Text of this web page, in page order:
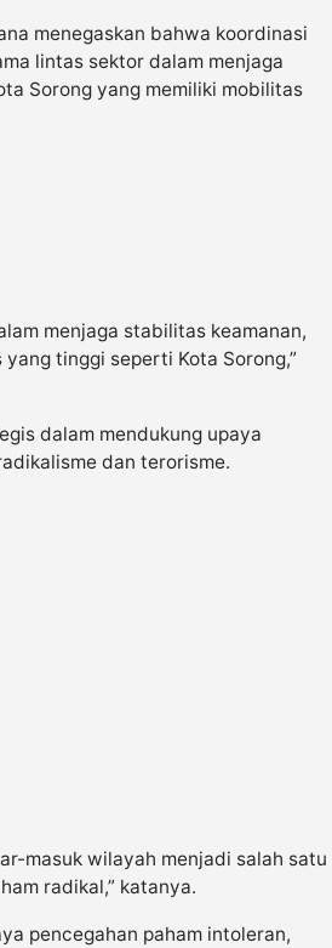
menegaskan bahwa koordinasi
lintas sektor dalam menjaga
Sorong yang memiliki mobilitas
menjaga stabilitas keamanan,
tinggi seperti Kota Sorong,”
dalam mendukung upaya
dan terorisme.
masuk wilayah menjadi salah satu
radikal,” katanya.
pencegahan paham intoleran,